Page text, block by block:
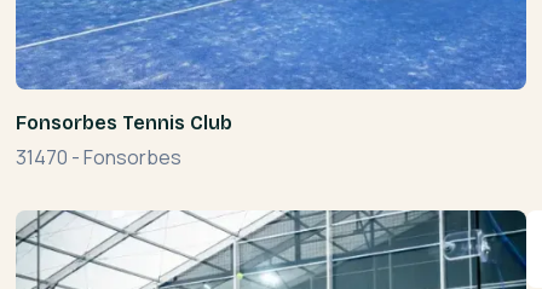
Fonsorbes Tennis Club
31470 -Fonsorbes